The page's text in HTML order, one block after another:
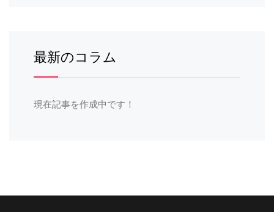
最新のコラム
現在記事を作成中です！